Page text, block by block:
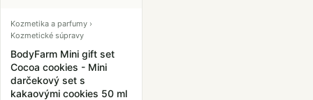
Kozmetika a parfumy ›
Kozmetické súpravy
BodyFarm Mini gift set
Cocoa cookies - Mini
darčekový set s
kakaovými cookies 50 ml